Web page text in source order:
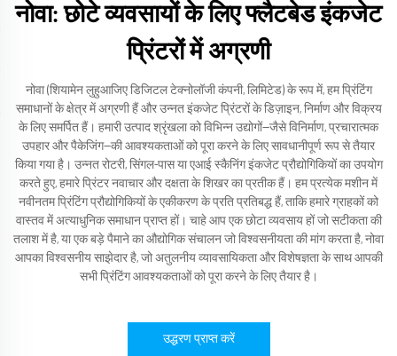
नोवा: छोटे व्यवसायों के लिए फ्लैटबेड इंकजेट
प्रिंटरों में अग्रणी
नोवा (शियामेन लुहुआजिए डिजिटल टेक्नोलॉजी कंपनी, लिमिटेड) के रूप में, हम प्रिंटिंग
समाधानों के क्षेत्र में अग्रणी हैं और उन्नत इंकजेट प्रिंटरों के डिज़ाइन, निर्माण और विक्रय
के लिए समर्पित हैं। हमारी उत्पाद श्रृंखला को विभिन्न उद्योगों—जैसे विनिर्माण, प्रचारात्मक
उपहार और पैकेजिंग—की आवश्यकताओं को पूरा करने के लिए सावधानीपूर्ण रूप से तैयार
किया गया है। उन्नत रोटरी, सिंगल-पास या एआई स्कैनिंग इंकजेट प्रौद्योगिकियों का उपयोग
करते हुए, हमारे प्रिंटर नवाचार और दक्षता के शिखर का प्रतीक हैं। हम प्रत्येक मशीन में
नवीनतम प्रिंटिंग प्रौद्योगिकियों के एकीकरण के प्रति प्रतिबद्ध हैं, ताकि हमारे ग्राहकों को
वास्तव में अत्याधुनिक समाधान प्राप्त हों। चाहे आप एक छोटा व्यवसाय हों जो सटीकता की
तलाश में है, या एक बड़े पैमाने का औद्योगिक संचालन जो विश्वसनीयता की मांग करता है, नोवा
आपका विश्वसनीय साझेदार है, जो अतुलनीय व्यावसायिकता और विशेषज्ञता के साथ आपकी
सभी प्रिंटिंग आवश्यकताओं को पूरा करने के लिए तैयार है।
उद्धरण प्राप्त करें